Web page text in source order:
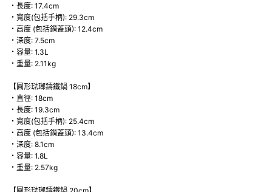
・長度: 17.4cm
・寬度(包括手柄): 29.3cm
・高度 (包括鍋蓋頭): 12.4cm
・深度: 7.5cm
・容量: 1.3L
・重量: 2.11kg
【圓形琺瑯鑄鐵鍋 18cm】
・直徑: 18cm
・長度: 19.3cm
・寬度(包括手柄): 25.4cm
・高度 (包括鍋蓋頭): 13.4cm
・深度: 8.1cm
・容量: 1.8L
・重量: 2.57kg